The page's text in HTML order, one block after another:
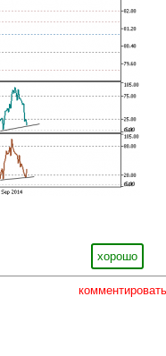
хорошо
комментировать